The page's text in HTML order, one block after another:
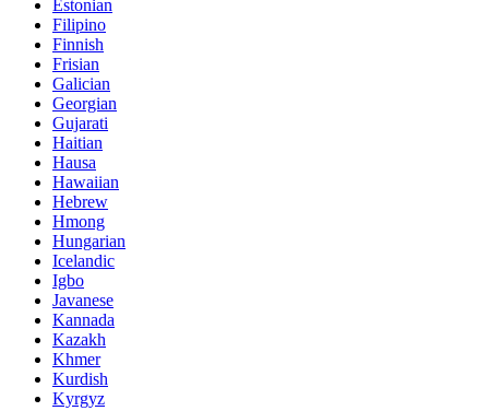
Estonian
Filipino
Finnish
Frisian
Galician
Georgian
Gujarati
Haitian
Hausa
Hawaiian
Hebrew
Hmong
Hungarian
Icelandic
Igbo
Javanese
Kannada
Kazakh
Khmer
Kurdish
Kyrgyz